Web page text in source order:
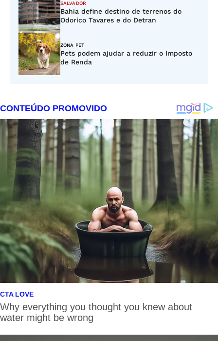
SALVADOR
Bahia define destino de terrenos do
Odorico Tavares e do Detran
ZONA PET
Pets podem ajudar a reduzir o Imposto
de Renda